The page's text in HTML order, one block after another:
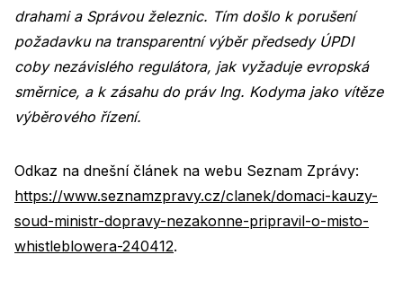
drahami a Správou železnic. Tím došlo k porušení
požadavku na transparentní výběr předsedy ÚPDI
coby nezávislého regulátora, jak vyžaduje evropská
směrnice, a k zásahu do práv Ing. Kodyma jako vítěze
výběrového řízení.
Odkaz na dnešní článek na webu Seznam Zprávy:
https://www.seznamzpravy.cz/clanek/domaci-kauzy-
soud-ministr-dopravy-nezakonne-pripravil-o-misto-
whistleblowera-240412.